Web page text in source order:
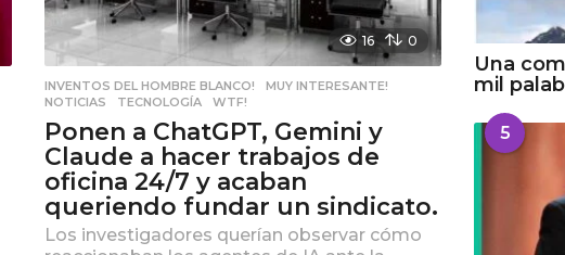
16 0
INVENTOS DEL HOMBRE BLANCO! ,MUY INTERESANTE!
NOTICIAS
,TECNOLOGÍA ,WTF!
Ponen a ChatGPT, Gemini y
Claude a hacer trabajos de
oficina 24/7 y acaban
queriendo fundar un sindicato.
Los investigadores querían observar cómo
Una
mil
5